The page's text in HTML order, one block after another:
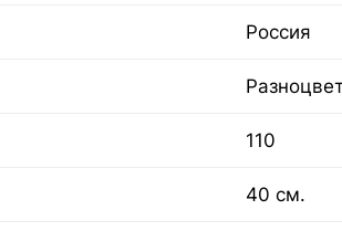
Россия
110
40 см.